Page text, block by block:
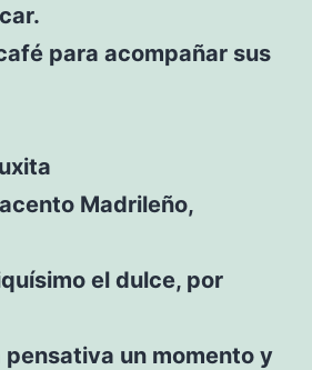
para acompañar sus
Madrileño,
el dulce, por
pensativa un momento y